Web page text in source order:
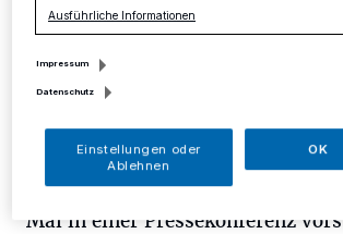
Foto: RG
m emo heißt Mettmanns
für Nachhaltigkeit, das
Mai in einer Pressekonferenz
Ausführliche Informationen
Impressum
Datenschutz
Einstellungen oder
Ablehnen
OK